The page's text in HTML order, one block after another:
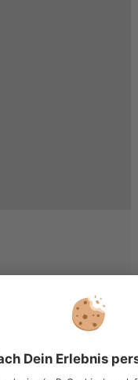
freilaufenden